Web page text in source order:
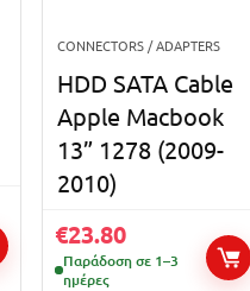
CONNECTORS / ADAPTERS
HDD SATA Cable
Apple Macbook
13” 1278 (2009-
2010)
€23.80
Παράδοση σε 1–3
ημέρες